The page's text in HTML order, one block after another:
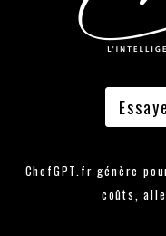
ChefGPT.fr génère
coûts,